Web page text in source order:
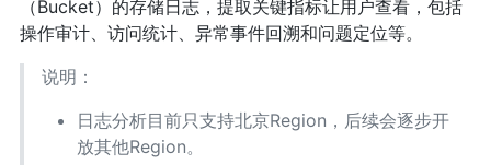
（Bucket）的存储日志，提取关键指标让用户查看，包括
操作审计、访问统计、异常事件回溯和问题定位等。
说明：
日志分析目前只支持北京Region，后续会逐步开
放其他Region。